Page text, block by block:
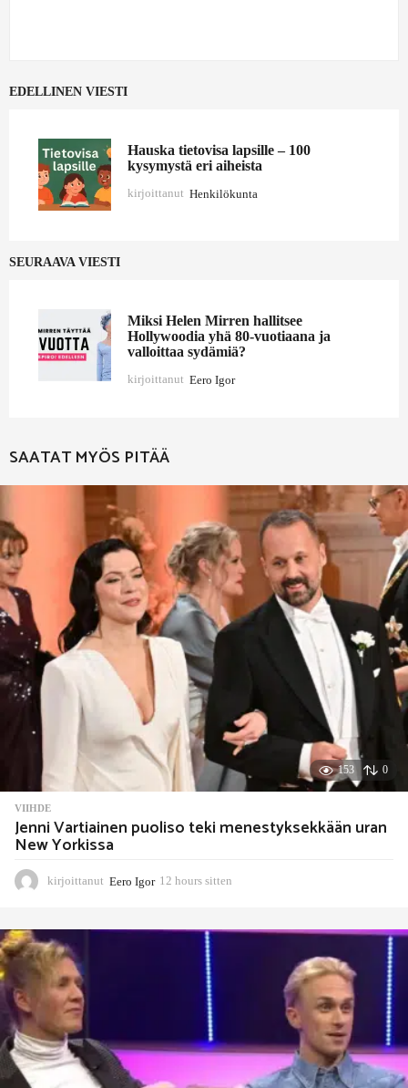
EDELLINEN VIESTI
Hauska tietovisa lapsille – 100
kysymystä eri aiheista
kirjoittanut Henkilökunta
SEURAAVA VIESTI
Miksi Helen Mirren hallitsee
Hollywoodia yhä 80-vuotiaana ja
valloittaa sydämiä?
kirjoittanut Eero Igor
SAATAT MYÖS PITÄÄ
153 0
VIIHDE
Jenni Vartiainen puoliso teki menestyksekkään uran
New Yorkissa
kirjoittanut Eero Igor 12 hours sitten
o
t